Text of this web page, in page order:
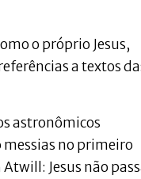
o próprio Jesus,
a textos
astronômicos
no primeiro
Jesus não